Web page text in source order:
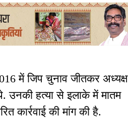
में जिप चुनाव जीतकर अध्यक्ष
उनकी हत्या से इलाके में मातम
कार्रवाई की मांग की है.